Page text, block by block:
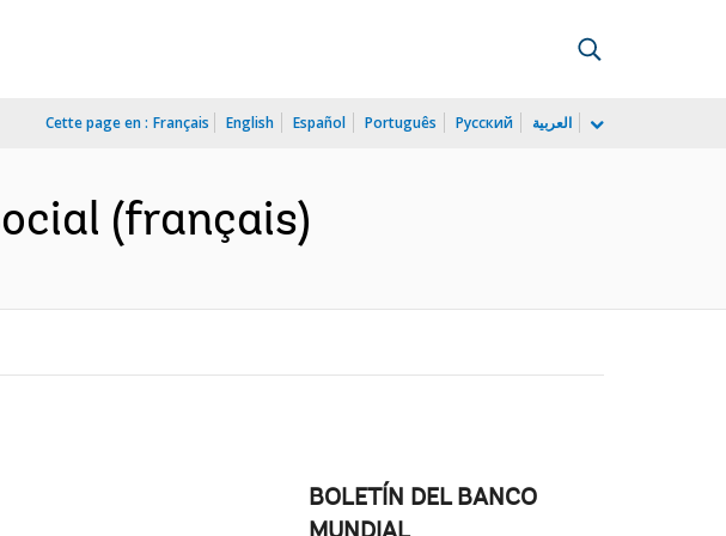
Cette page en : Français English Español Português Русский العربية
(français)
BOLETÍN DEL BANCO